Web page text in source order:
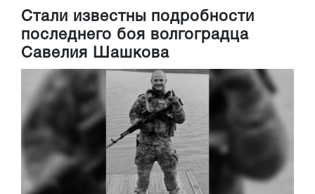
Стали известны подробности
последнего боя волгоградца
Савелия Шашкова